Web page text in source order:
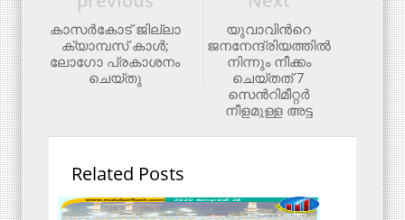
യുവാവിന്‍റെ
ജനനേന്ദ്രിയത്തിൽ
നിന്നും നീക്കം
ചെയ്തത് 7
സെന്‍റിമീറ്റര്‍
നീളമുള്ള അട്ട
കാസർകോട് ജില്ലാ
ക്യാമ്പസ് കാൾ;
ലോഗോ പ്രകാശനം
ചെയ്തു
Related Posts